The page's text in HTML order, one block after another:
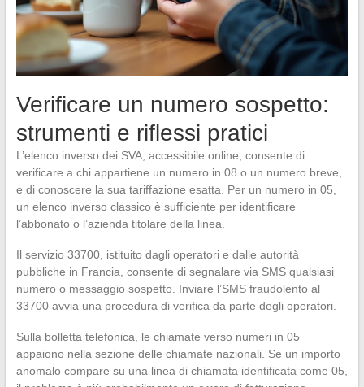
Verificare un numero sospetto:
strumenti e riflessi pratici
L’elenco inverso dei SVA, accessibile online, consente di
verificare a chi appartiene un numero in 08 o un numero breve,
e di conoscere la sua tariffazione esatta. Per un numero in 05,
un elenco inverso classico è sufficiente per identificare
l’abbonato o l’azienda titolare della linea.
Il servizio 33700, istituito dagli operatori e dalle autorità
pubbliche in Francia, consente di segnalare via SMS qualsiasi
numero o messaggio sospetto. Inviare l’SMS fraudolento al
33700 avvia una procedura di verifica da parte degli operatori.
Sulla bolletta telefonica, le chiamate verso numeri in 05
appaiono nella sezione delle chiamate nazionali. Se un importo
anomalo compare su una linea di chiamata identificata come 05,